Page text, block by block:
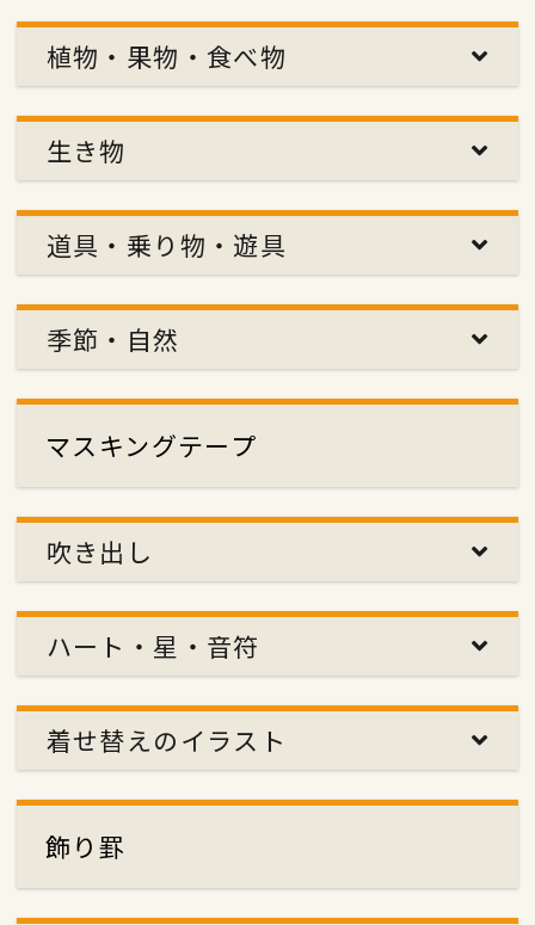
植物・果物・食べ物
生き物
道具・乗り物・遊具
季節・自然
マスキングテープ
吹き出し
ハート・星・音符
着せ替えのイラスト
飾り罫